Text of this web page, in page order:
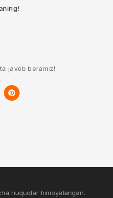
javob beramiz!
huquqlar himoyalangan.